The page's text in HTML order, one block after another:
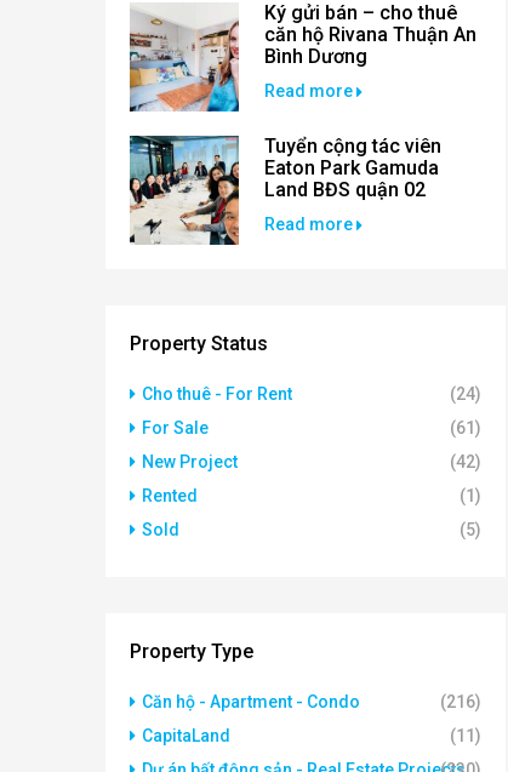
Ký gửi bán – cho thuê
căn hộ Rivana Thuận An
Bình Dương
Read more
Tuyển cộng tác viên
Eaton Park Gamuda
Land BĐS quận 02
Read more
Property Status
Cho thuê - For Rent
(24)
For Sale
(61)
New Project
(42)
Rented
(1)
Sold
(5)
Property Type
Căn hộ - Apartment - Condo
(216)
CapitaLand
(11)